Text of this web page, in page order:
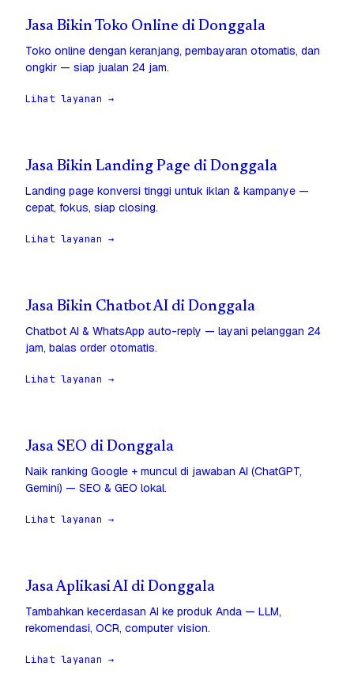
Jasa Bikin Toko Online di Donggala
Toko online dengan keranjang, pembayaran otomatis, dan
ongkir — siap jualan 24 jam.
Lihat layanan →
Jasa Bikin Landing Page di Donggala
Landing page konversi tinggi untuk iklan & kampanye —
cepat, fokus, siap closing.
Lihat layanan →
Jasa Bikin Chatbot AI di Donggala
Chatbot AI & WhatsApp auto-reply — layani pelanggan 24
jam, balas order otomatis.
Lihat layanan →
Jasa SEO di Donggala
Naik ranking Google + muncul di jawaban AI (ChatGPT,
Gemini) — SEO & GEO lokal.
Lihat layanan →
Jasa Aplikasi AI di Donggala
Tambahkan kecerdasan AI ke produk Anda — LLM,
rekomendasi, OCR, computer vision.
Lihat layanan →